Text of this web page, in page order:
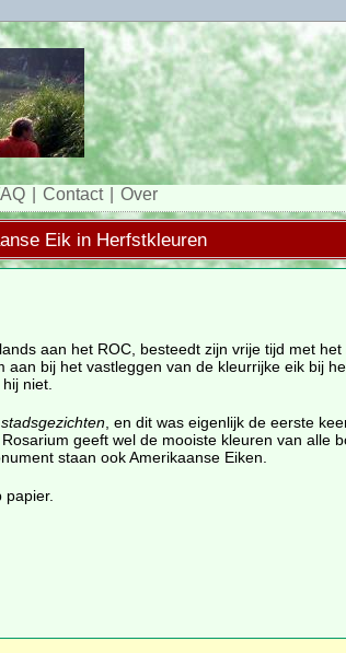
Contact Over
Eik in Herfstkleuren
aan het ROC, besteedt zijn vrije tijd met het
bij het vastleggen van de kleurrijke eik bij
niet.
, en dit was eigenlijk de eerste
geeft wel de mooiste kleuren van alle
staan ook Amerikaanse Eiken.